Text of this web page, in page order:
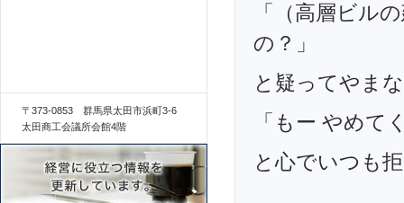
「（高層ビル
の？」
と疑ってやま
「もー やめて
と心でいつも
〒373-0853 群馬県太田市浜町3-6
太田商工会議所会館4階